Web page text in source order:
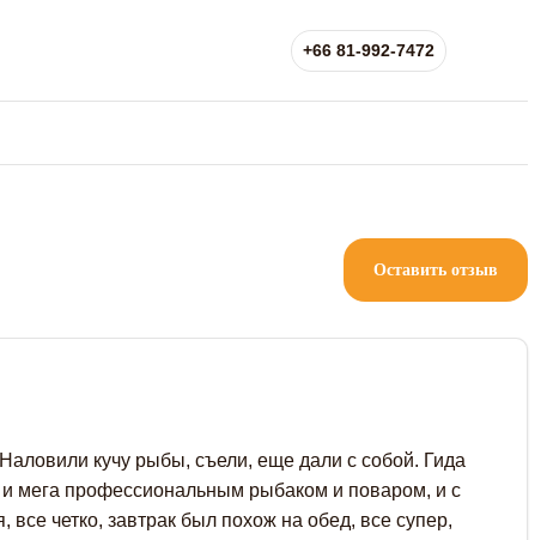
+66 81-992-7472
Оставить отзыв
кучу рыбы, съели, еще дали с собой. Гида
мега профессиональным рыбаком и поваром, и с
четко, завтрак был похож на обед, все супер,